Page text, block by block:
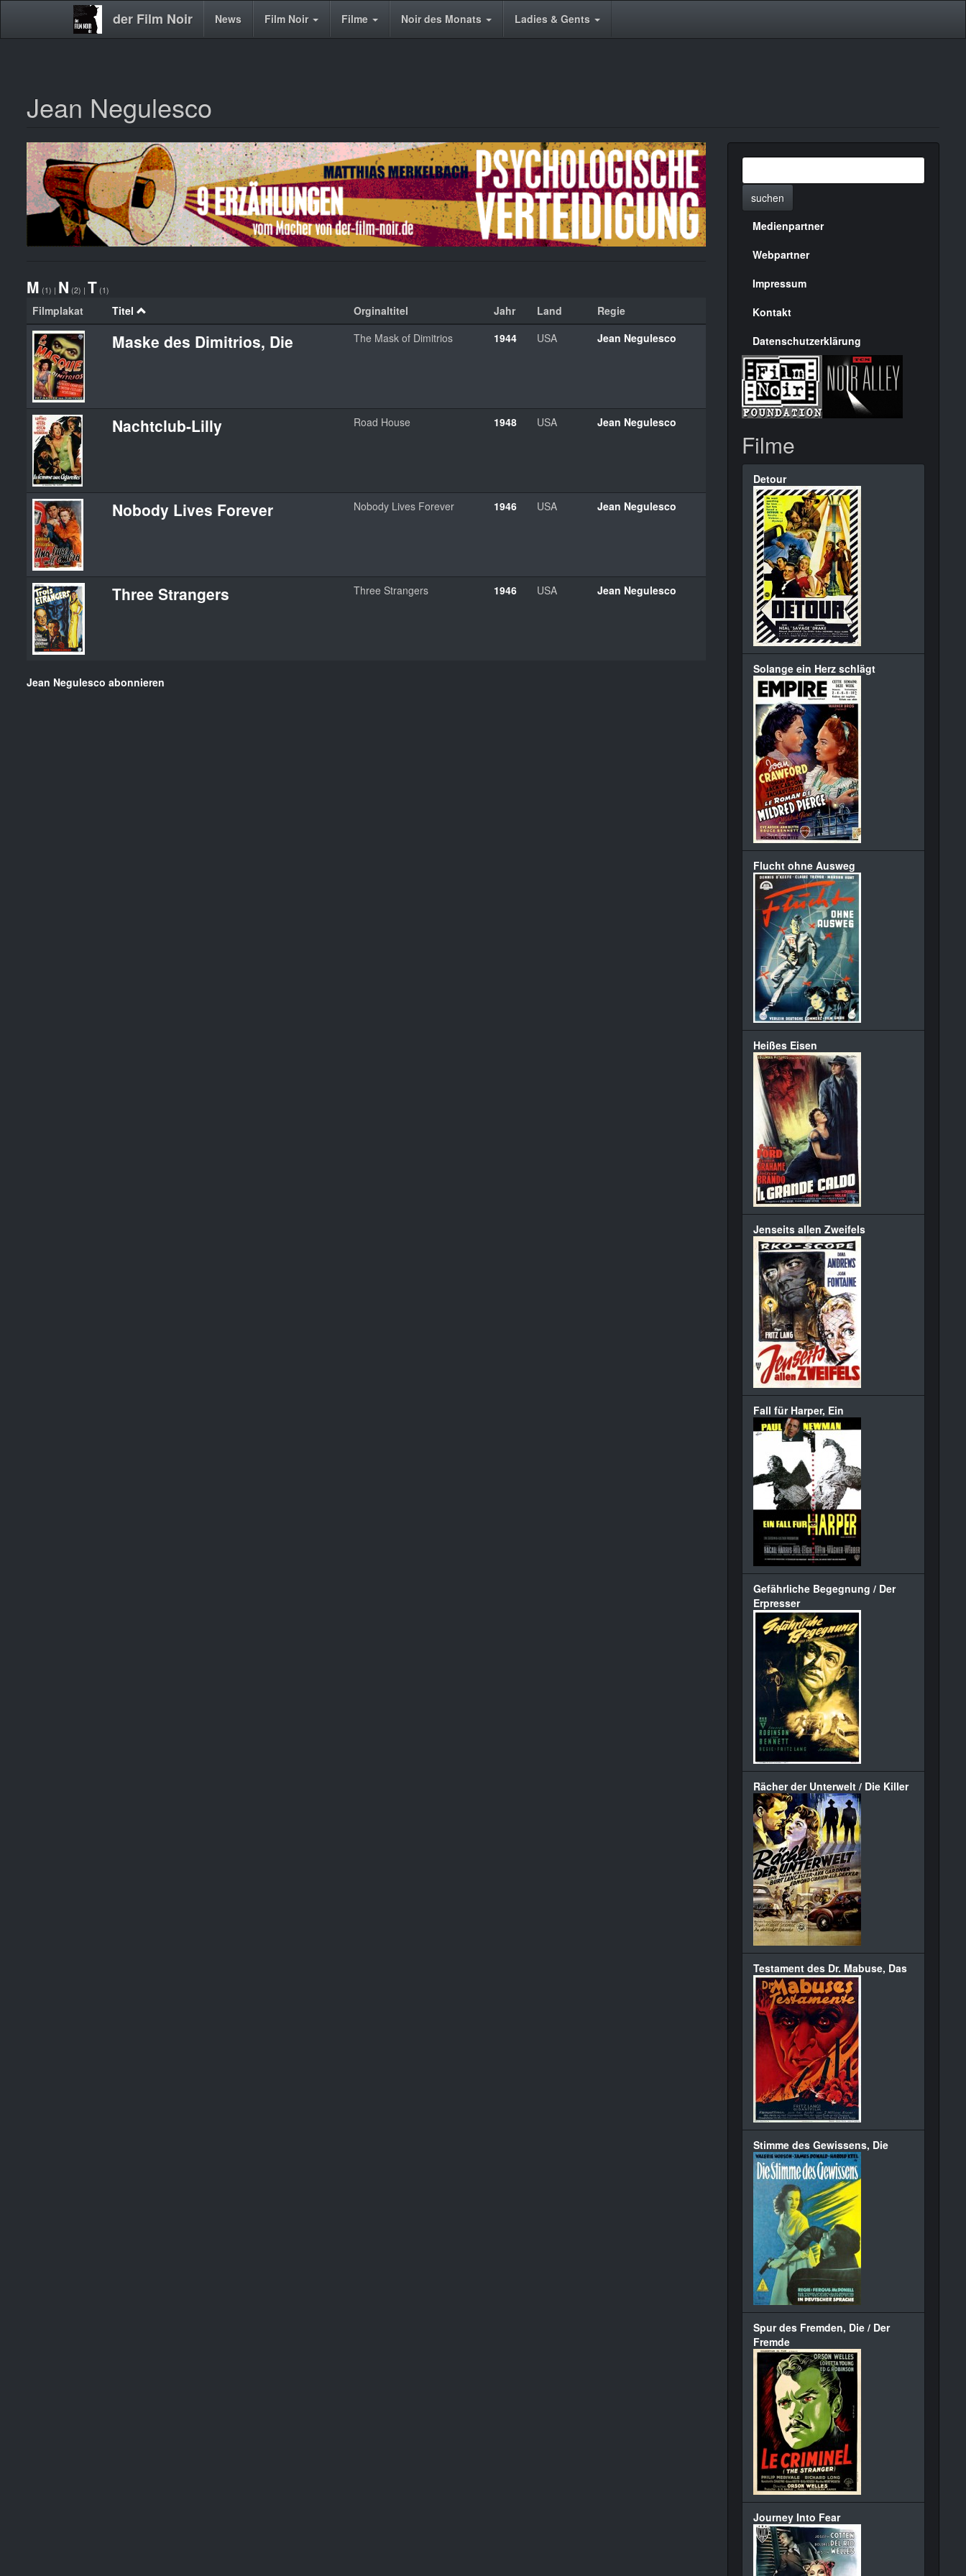
der Film Noir
Main News Film Noir Filme Noir des Monats Ladies & Gents
Jean Negulesco
M (1) | N (2) | T (1)
Filmplakat Titel Orginaltitel Jahr Land Regie
Maske des Dimitrios, Die The Mask of Dimitrios 1944 USA Jean Negulesco
Nachtclub-Lilly Road House 1948 USA Jean Negulesco
Nobody Lives Forever Nobody Lives Forever 1946 USA Jean Negulesco
Three Strangers Three Strangers 1946 USA Jean Negulesco
Jean Negulesco abonnieren
suchen
Menülinks
rechte
Seite
Medienpartner
Webpartner
Impressum
Kontakt
Datenschutzerklärung
Filme
Detour
Solange ein Herz schlägt
Flucht ohne Ausweg
Heißes Eisen
Jenseits allen Zweifels
Fall für Harper, Ein
Gefährliche Begegnung / Der
Erpresser
Rächer der Unterwelt / Die Killer
Testament des Dr. Mabuse, Das
Stimme des Gewissens, Die
Spur des Fremden, Die / Der
Fremde
Journey Into Fear